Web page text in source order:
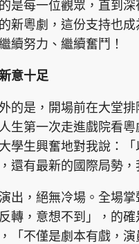
是每一位觀眾，直到
新粵劇，這份支持也
續努力、繼續奮鬥！
意十足
的是，開場前在大堂
生第一次走進戲院看
學生興奮地對我說：
還有最新的國際局勢，
出，絕無冷場。全場
轉，意想不到」，的
「不僅是劇本有戲，